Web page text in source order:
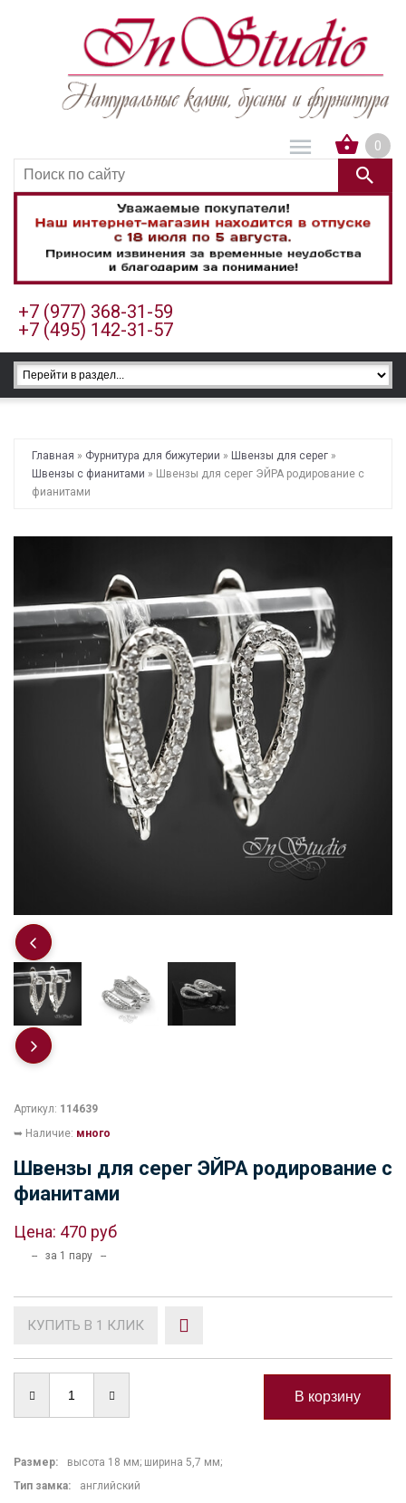
0
+7 (977) 368-31-59
+7 (495) 142-31-57
Главная » Фурнитура для бижутерии » Швензы для серег »
Швензы с фианитами » Швензы для серег ЭЙРА родирование с
фианитами
Артикул: 114639
➥ Наличие: много
Швензы для серег ЭЙРА родирование с
фианитами
Цена: 470 руб
-- за 1 пару --
КУПИТЬ В 1 КЛИК
Размер:
высота 18 мм; ширина 5,7 мм;
Тип замка: английский